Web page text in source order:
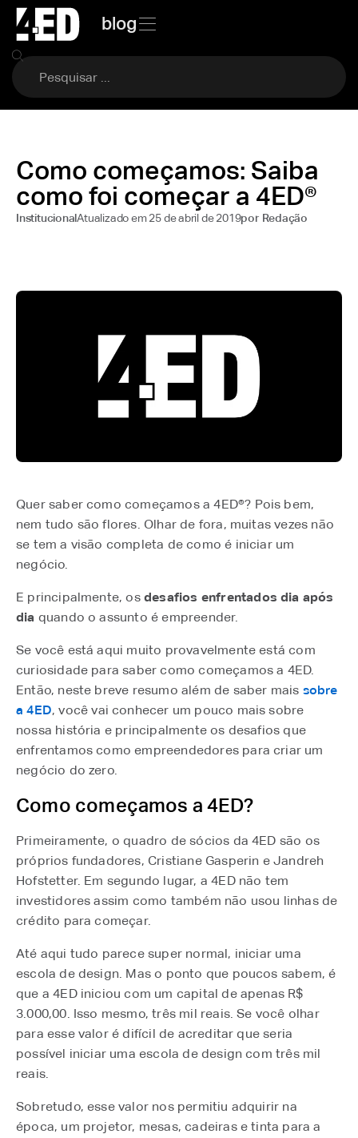
blog
Como começamos: Saiba
como foi começar a 4ED®
InstitucionalAtualizado em25 de abril de 2019por Redação
Quer saber como começamos a 4ED®? Pois bem,
nem tudo são flores. Olhar de fora, muitas vezes não
se tem a visão completa de como é iniciar um
negócio.
E principalmente, osdesafios enfrentados dia após
dia quando o assunto é empreender.
Se você está aqui muito provavelmente está com
curiosidade para saber como começamos a 4ED.
Então, neste breve resumo além de saber mais sobre
a 4ED, você vai conhecer um pouco mais sobre
nossa história e principalmente os desafios que
enfrentamos como empreendedores para criar um
negócio do zero.
Como começamos a 4ED?
Primeiramente, o quadro de sócios da 4ED são os
próprios fundadores, Cristiane Gasperin e Jandreh
Hofstetter. Em segundo lugar, a 4ED não tem
investidores assim como também não usou linhas de
crédito para começar.
Até aqui tudo parece super normal, iniciar uma
escola de design. Mas o ponto que poucos sabem, é
que a 4ED iniciou com um capital de apenas R$
3.000,00. Isso mesmo, três mil reais. Se você olhar
para esse valor é difícil de acreditar que seria
possível iniciar uma escola de design com três mil
reais.
Sobretudo, esse valor nos permitiu adquirir na
época, um projetor, mesas, cadeiras e tinta para a